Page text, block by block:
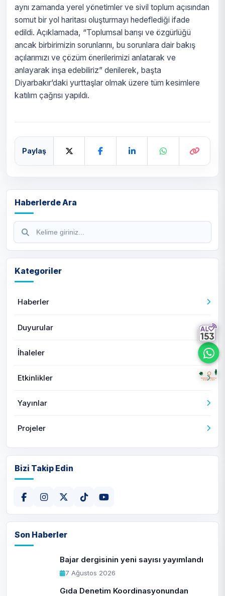
Haberlerde Ara
Kategoriler
Haberler
Duyurular
İhaleler
Etkinlikler
Yayınlar
Projeler
Bizi Takip Edin
Son Haberler
Bajar dergisinin yeni sayısı yayımlandı
7 Ağustos 2026
Gıda Denetim Koordinasyonundan
aynı zamanda yerel yönetimler ve sivil toplum açısından
somut bir yol haritası oluşturmayı hedeflediği ifade
edildi. Açıklamada, “Toplumsal barışı ve özgürlüğü
ancak birbirimizin sorunlarını, bu sorunlara dair bakış
açılarımızı ve çözüm önerilerimizi anlatarak ve
anlayarak inşa edebiliriz” denilerek, başta
Diyarbakır’daki yurttaşlar olmak üzere tüm kesimlere
katılım çağrısı yapıldı.
Paylaş